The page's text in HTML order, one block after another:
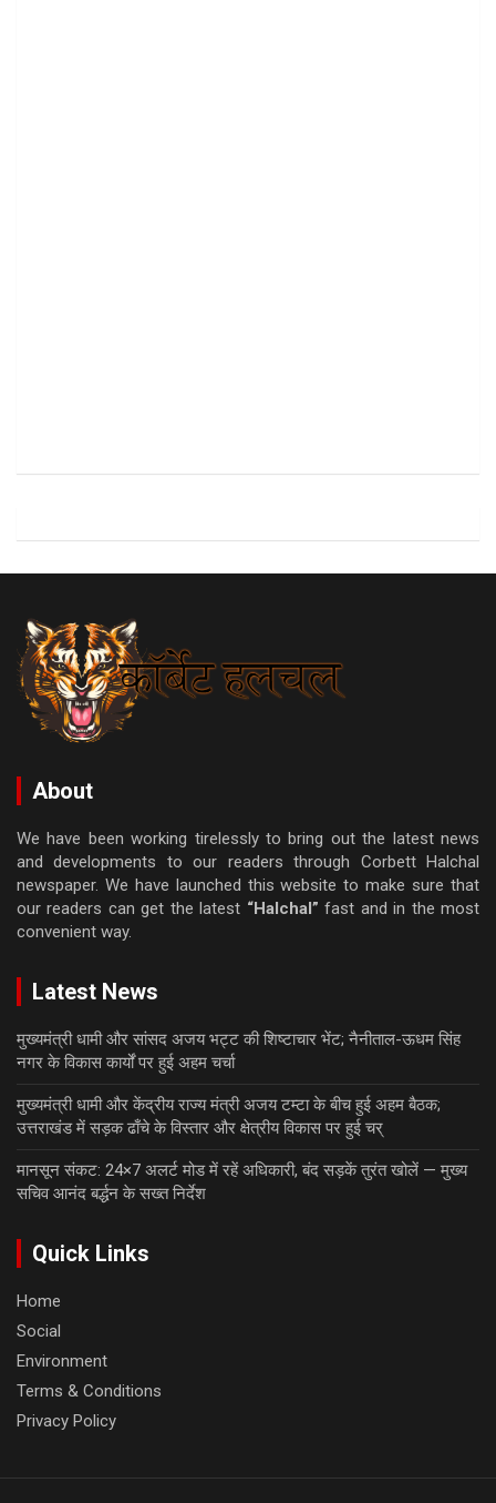
About
We have been working tirelessly to bring out the latest news
and developments to our readers through Corbett Halchal
newspaper. We have launched this website to make sure that
our readers can get the latest “Halchal” fast and in the most
convenient way.
Latest News
मुख्यमंत्री धामी और सांसद अजय भट्ट की शिष्टाचार भेंट; नैनीताल-ऊधम सिंह
नगर के विकास कार्यों पर हुई अहम चर्चा
मुख्यमंत्री धामी और केंद्रीय राज्य मंत्री अजय टम्टा के बीच हुई अहम बैठक;
उत्तराखंड में सड़क ढाँचे के विस्तार और क्षेत्रीय विकास पर हुई चर्
मानसून संकट: 24×7 अलर्ट मोड में रहें अधिकारी, बंद सड़कें तुरंत खोलें — मुख्य
सचिव आनंद बर्द्धन के सख्त निर्देश
Quick Links
Home
Social
Environment
Terms & Conditions
Privacy Policy